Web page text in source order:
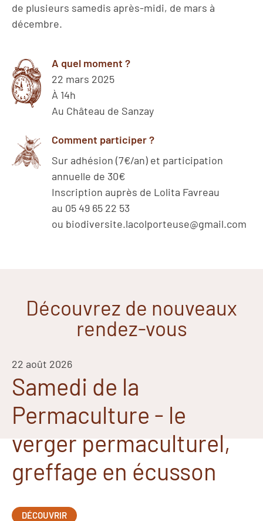
de plusieurs samedis après-midi, de mars à
décembre.
A quel moment ?
22 mars 2025
À 14h
Au Château de Sanzay
Comment participer ?
Sur adhésion (7€/an) et participation
annuelle de 30€
Inscription auprès de Lolita Favreau
au 05 49 65 22 53
ou biodiversite.lacolporteuse@gmail.com
Découvrez de nouveaux
rendez-vous
22 août 2026
Samedi de la
Permaculture - le
verger permaculturel,
greffage en écusson
DÉCOUVRIR